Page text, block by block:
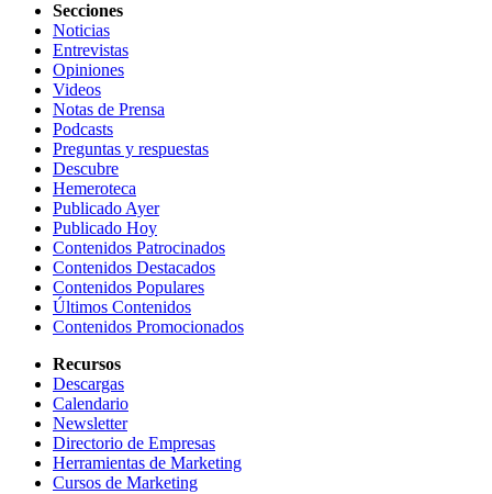
Secciones
Noticias
Entrevistas
Opiniones
Videos
Notas de Prensa
Podcasts
Preguntas y respuestas
Descubre
Hemeroteca
Publicado Ayer
Publicado Hoy
Contenidos Patrocinados
Contenidos Destacados
Contenidos Populares
Últimos Contenidos
Contenidos Promocionados
Recursos
Descargas
Calendario
Newsletter
Directorio de Empresas
Herramientas de Marketing
Cursos de Marketing